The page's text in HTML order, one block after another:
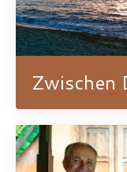
Zwischen